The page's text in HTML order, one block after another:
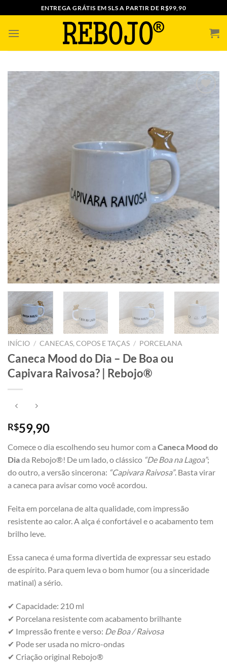
to
content
ENTREGA GRÁTIS EM SLS A PARTIR DE R$99,90
LISTA
INÍCIO / CANECAS, COPOS E TAÇAS / PORCELANA
Caneca Mood do Dia – De Boa ou
Capivara Raivosa? | Rebojo®
R$59,90
Comece o dia escolhendo seu humor com a Caneca Mood do
Diada Rebojo®! De um lado, o clássico “De Boa na Lagoa”;
do outro, a versão sincerona: “Capivara Raivosa”. Basta virar
a caneca para avisar como você acordou.
Feita em porcelana de alta qualidade, com impressão
resistente ao calor. A alça é confortável e o acabamento tem
brilho leve.
Essa caneca é uma forma divertida de expressar seu estado
de espírito. Para quem leva o bom humor (ou a sinceridade
matinal) a sério.
✔ Capacidade: 210 ml
✔ Porcelana resistente com acabamento brilhante
✔ Impressão frente e verso: De Boa / Raivosa
✔ Pode ser usada no micro-ondas
✔ Criação original Rebojo®